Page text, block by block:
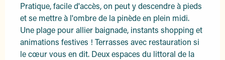
Pratique, facile d'accès, on peut y descendre à pieds
et se mettre à l'ombre de la pinède en plein midi.
Une plage pour allier baignade, instants shopping et
animations festives ! Terrasses avec restauration si
le cœur vous en dit. Deux espaces du littoral de la